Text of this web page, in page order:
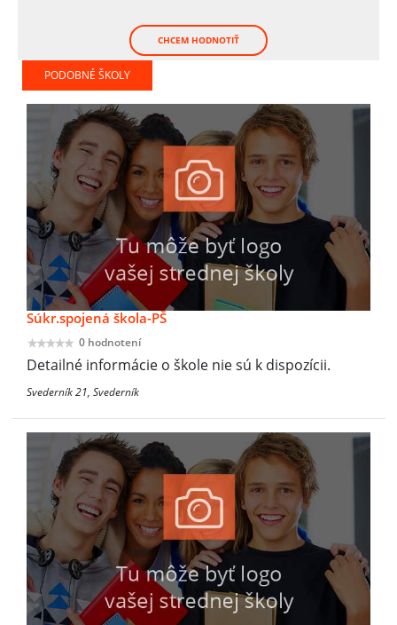
CHCEM HODNOTIŤ
PODOBNÉ ŠKOLY
Súkr.spojená škola-PŠ
0 hodnotení
Detailné informácie o škole nie sú k dispozícii.
Svederník 21, Svederník